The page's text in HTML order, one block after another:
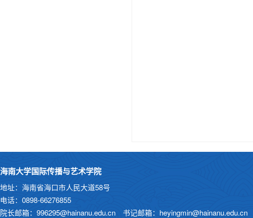
海南大学国际传播与艺术学院
地址：海南省海口市人民大道58号
电话：0898-66276855
院长邮箱：996295@hainanu.edu.cn 书记邮箱：heyingmin@hainanu.edu.cn